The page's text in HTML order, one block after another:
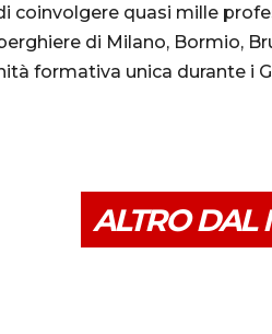
coinvolgere quasi mille
di Milano, Bormio,
formativa unica durante i
ALTRO DAL